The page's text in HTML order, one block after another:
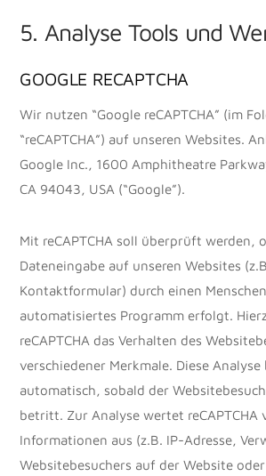
5. Analyse Tools und
GOOGLE RECAPTCHA
Wir nutzen “Google reCAPTCHA” (im
“reCAPTCHA”) auf unseren Websites.
Google Inc., 1600 Amphitheatre
CA 94043, USA (“Google”).
Mit reCAPTCHA soll überprüft werden,
Dateneingabe auf unseren Websites
Kontaktformular) durch einen
automatisiertes Programm erfolgt.
reCAPTCHA das Verhalten des
verschiedener Merkmale. Diese
automatisch, sobald der
betritt. Zur Analyse wertet reCAPTCHA
Informationen aus (z.B. IP-Adresse,
Websitebesuchers auf der Website